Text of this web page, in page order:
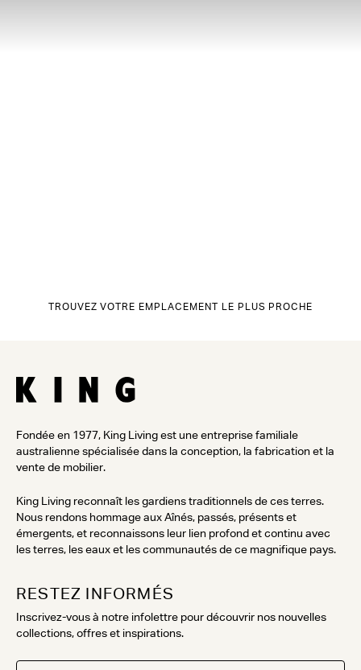
TROUVEZ VOTRE EMPLACEMENT LE PLUS PROCHE
Fondée en 1977, King Living est une entreprise familiale
australienne spécialisée dans la conception, la fabrication et la
vente de mobilier.
King Living reconnaît les gardiens traditionnels de ces terres.
Nous rendons hommage aux Aînés, passés, présents et
émergents, et reconnaissons leur lien profond et continu avec
les terres, les eaux et les communautés de ce magnifique pays.
RESTEZ INFORMÉS
Inscrivez-vous à notre infolettre pour découvrir nos nouvelles
collections, offres et inspirations.